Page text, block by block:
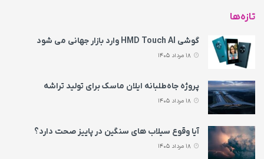
تازه‌ها
گوشی HMD Touch AI وارد بازار جهانی می‌ شود
پروژه جاه‌طلبانه ایلان ماسک برای تولید تراشه
آیا وقوع سیلاب های سنگین در پاییز صحت دارد؟